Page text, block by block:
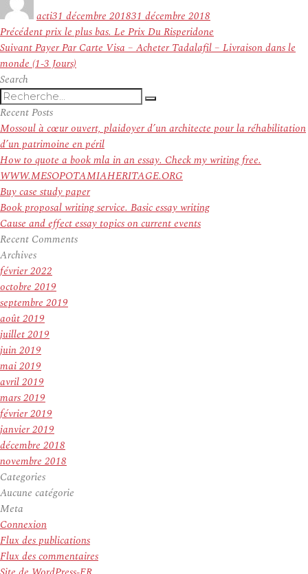
actile
31 décembre 201831 décembre 2018
Navigation
de
l’article
PrécédentArticle
précédent :
prix le plus bas. Le Prix Du Risperidone
SuivantArticle
suivant :
Payer Par Carte Visa – Acheter Tadalafil – Livraison dans le
monde (1-3 Jours)
Search
Recherche
pour
:
Recherche
Recent Posts
Mossoul à cœur ouvert, plaidoyer d’un architecte pour la réhabilitation
d’un patrimoine en péril
How to quote a book mla in an essay. Check my writing free.
WWW.MESOPOTAMIAHERITAGE.ORG
Buy case study paper
Book proposal writing service. Basic essay writing
Cause and effect essay topics on current events
Recent Comments
Archives
février 2022
octobre 2019
septembre 2019
août 2019
juillet 2019
juin 2019
mai 2019
avril 2019
mars 2019
février 2019
janvier 2019
décembre 2018
novembre 2018
Categories
Aucune catégorie
Meta
Connexion
Flux des publications
Flux des commentaires